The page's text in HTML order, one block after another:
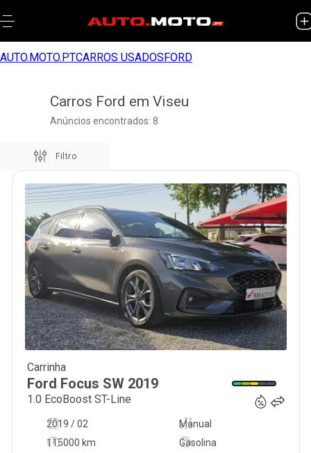
AUTO.MOTO.PTCARROS USADOSFORD
Carros Ford em Viseu
Anúncios encontrados: 8
Filtro
Carrinha
Ford Focus SW 2019
1.0 EcoBoost ST-Line
2019 / 02
Manual
115000 km
Gasolina